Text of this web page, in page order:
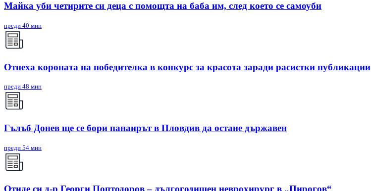
Майка уби четирите си деца с помощта на баба им, след което се самоуби
преди 40 мин
Отнеха короната на победителка в конкурс за красота заради расистки публикации
преди 48 мин
Гълъб Донев ще се бори панаирът в Пловдив да остане държавен
преди 54 мин